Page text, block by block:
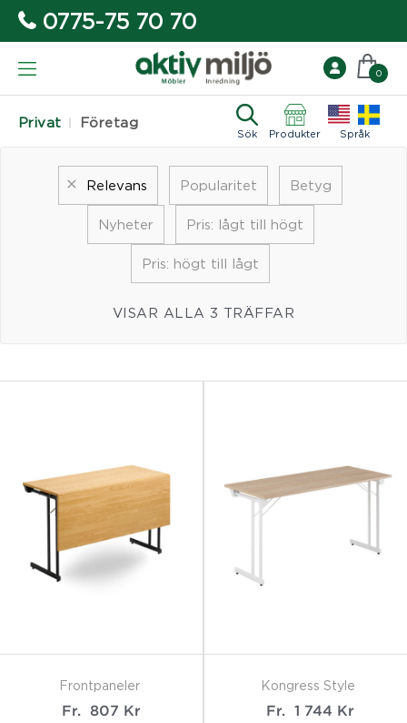
0775-75 70 70
Privat Företag
Sök Produkter Språk
0
Relevans Popularitet Betyg
Nyheter Pris: lågt till högt
Pris: högt till lågt
VISAR ALLA 3 TRÄFFAR
Frontpaneler
Fr.
807 Kr
Kongress Style
Fr.
1 744 Kr